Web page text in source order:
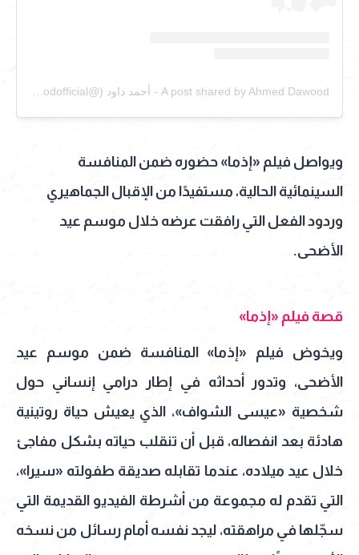
ويواصل فيلم «إذما» حضوره ضمن المنافسة
السينمائية الحالية، مستفيدًا من الإقبال الجماهيري
وردود الفعل التي رافقت عرضه خلال موسم عيد
الأضحى.
قصة فيلم «إذما»
ويخوض فيلم «إذما» المنافسة ضمن موسم عيد
الأضحى، وتدور أحداثه في إطار درامي إنساني حول
شخصية «عيسى الشواف»، الذي يعيش حياة روتينية
هادئة بعد انفصاله، قبل أن تنقلب حياته بشكل مفاجئ
خلال عيد ميلاده، عندما تقابله صديقة طفولته «سيرا»،
التي تقدم له مجموعة من أشرطة الفيديو القديمة التي
سجّلها في مراهقته، ليجد نفسه أمام رسائل من نسخه